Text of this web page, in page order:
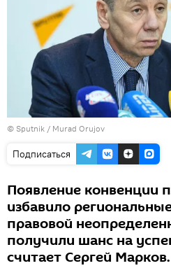
© Sputnik / Murad Orujov
Подписаться
Появление конвенции
избавило
правовой
получили шанс на
считает Сергей Марков.